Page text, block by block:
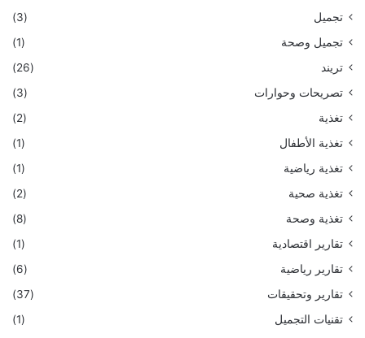
تجميل
(3)
تجميل وصحة
(1)
تريند
(26)
تصريحات وحوارات
(3)
تغذية
(2)
تغذية الأطفال
(1)
تغذية رياضية
(1)
تغذية صحية
(2)
تغذية وصحة
(8)
تقارير اقتصادية
(1)
تقارير رياضية
(6)
تقارير وتحقيقات
(37)
تقنيات التجميل
(1)